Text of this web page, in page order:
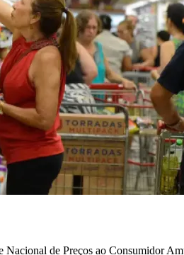
de Preços ao Consumidor